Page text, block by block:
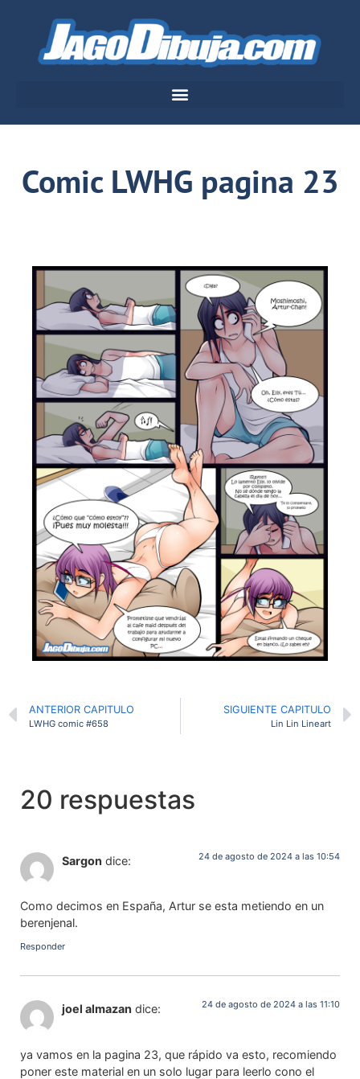
Comic LWHG pagina 23
ANTERIOR CAPITULO
LWHG comic #658
SIGUIENTE CAPITULO
Lin Lin Lineart
20 respuestas
Sargon dice: 24 de agosto de 2024 a las 10:54
Como decimos en España, Artur se esta metiendo en un
berenjenal.
Responder
joel almazan dice: 24 de agosto de 2024 a las 11:10
ya vamos en la pagina 23, que rápido va esto, recomiendo
poner este material en un solo lugar para leerlo cono el